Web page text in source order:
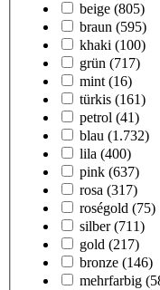
beige (805)
braun (595)
khaki (100)
grün (717)
mint (16)
türkis (161)
petrol (41)
blau (1.732)
lila (400)
pink (637)
rosa (317)
roségold (75)
silber (711)
gold (217)
bronze (146)
mehrfarbig